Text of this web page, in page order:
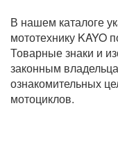
В нашем каталоге
мототехнику KAYO
Товарные знаки и
законным
ознакомительных
мотоциклов.